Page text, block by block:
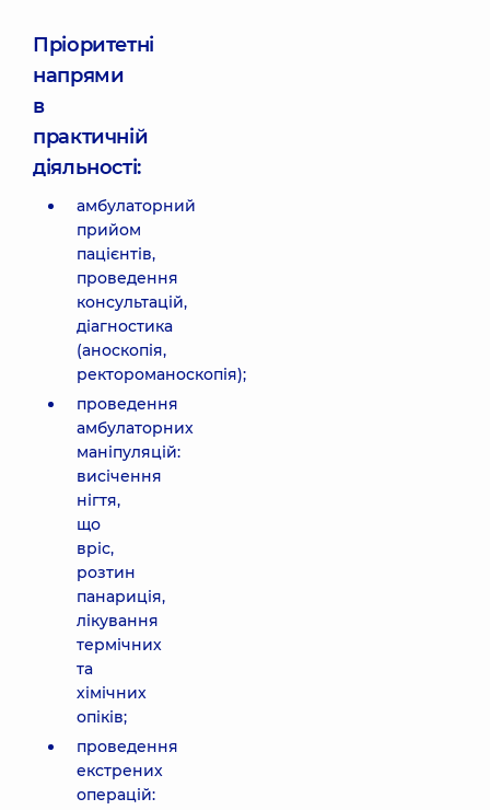
Пріоритетні
напрями
в
практичній
діяльності:
амбулаторний
прийом
пацієнтів,
проведення
консультацій,
діагностика
(аноскопія,
ректороманоскопія);
проведення
амбулаторних
маніпуляцій:
висічення
нігтя,
що
вріс,
розтин
панариція,
лікування
термічних
та
хімічних
опіків;
проведення
екстрених
операцій: